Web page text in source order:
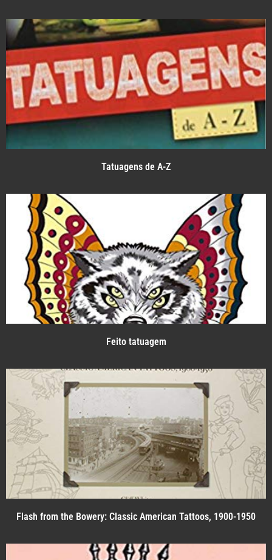
Tatuagens de A-Z
Feito tatuagem
Flash from the Bowery: Classic American Tattoos, 1900-1950